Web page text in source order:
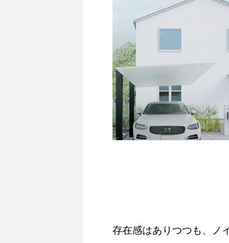
存在感はありつつも、ノ